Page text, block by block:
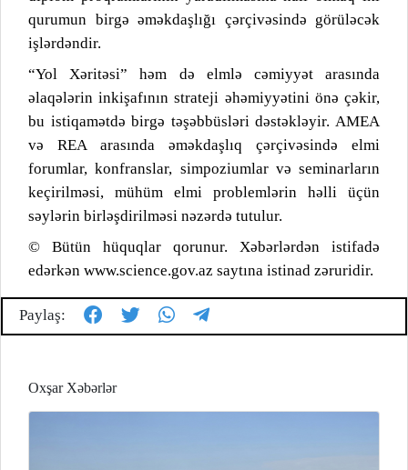
qurumun birgə əməkdaşlığı çərçivəsində görüləcək
işlərdəndir.
“Yol Xəritəsi” həm də elmlə cəmiyyət arasında
əlaqələrin inkişafının strateji əhəmiyyətini önə çəkir,
bu istiqamətdə birgə təşəbbüsləri dəstəkləyir. AMEA
və REA arasında əməkdaşlıq çərçivəsində elmi
forumlar, konfranslar, simpoziumlar və seminarların
keçirilməsi, mühüm elmi problemlərin həlli üçün
səylərin birləşdirilməsi nəzərdə tutulur.
© Bütün hüquqlar qorunur. Xəbərlərdən istifadə
edərkən www.science.gov.az saytına istinad zəruridir.
Paylaş:
Oxşar Xəbərlər